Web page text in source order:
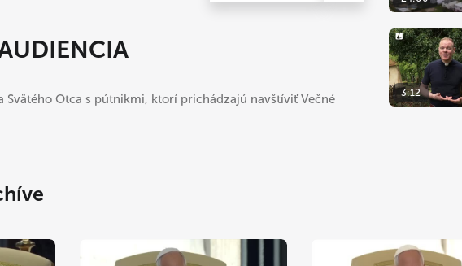
Svätého Otca s pútnikmi, ktorí prichádzajú navštíviť Večné
3:12